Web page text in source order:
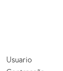
Usuario